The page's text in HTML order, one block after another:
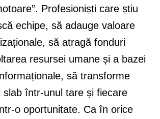
Profesioniști care știu
echipe, să adauge valoare
să atragă fonduri
resursei umane și a bazei
să transforme
slab într-unul tare și fiecare
o oportunitate. Ca în orice